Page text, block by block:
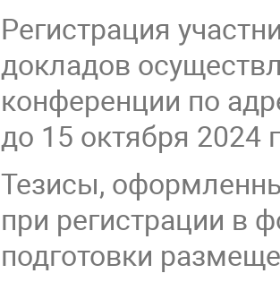
Регистрация
докладов
конференции по
до 15 октября 2024
Тезисы,
при регистрации в
подготовки